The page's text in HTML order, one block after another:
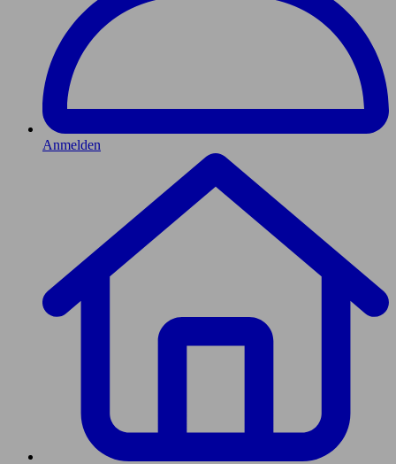
Anmelden